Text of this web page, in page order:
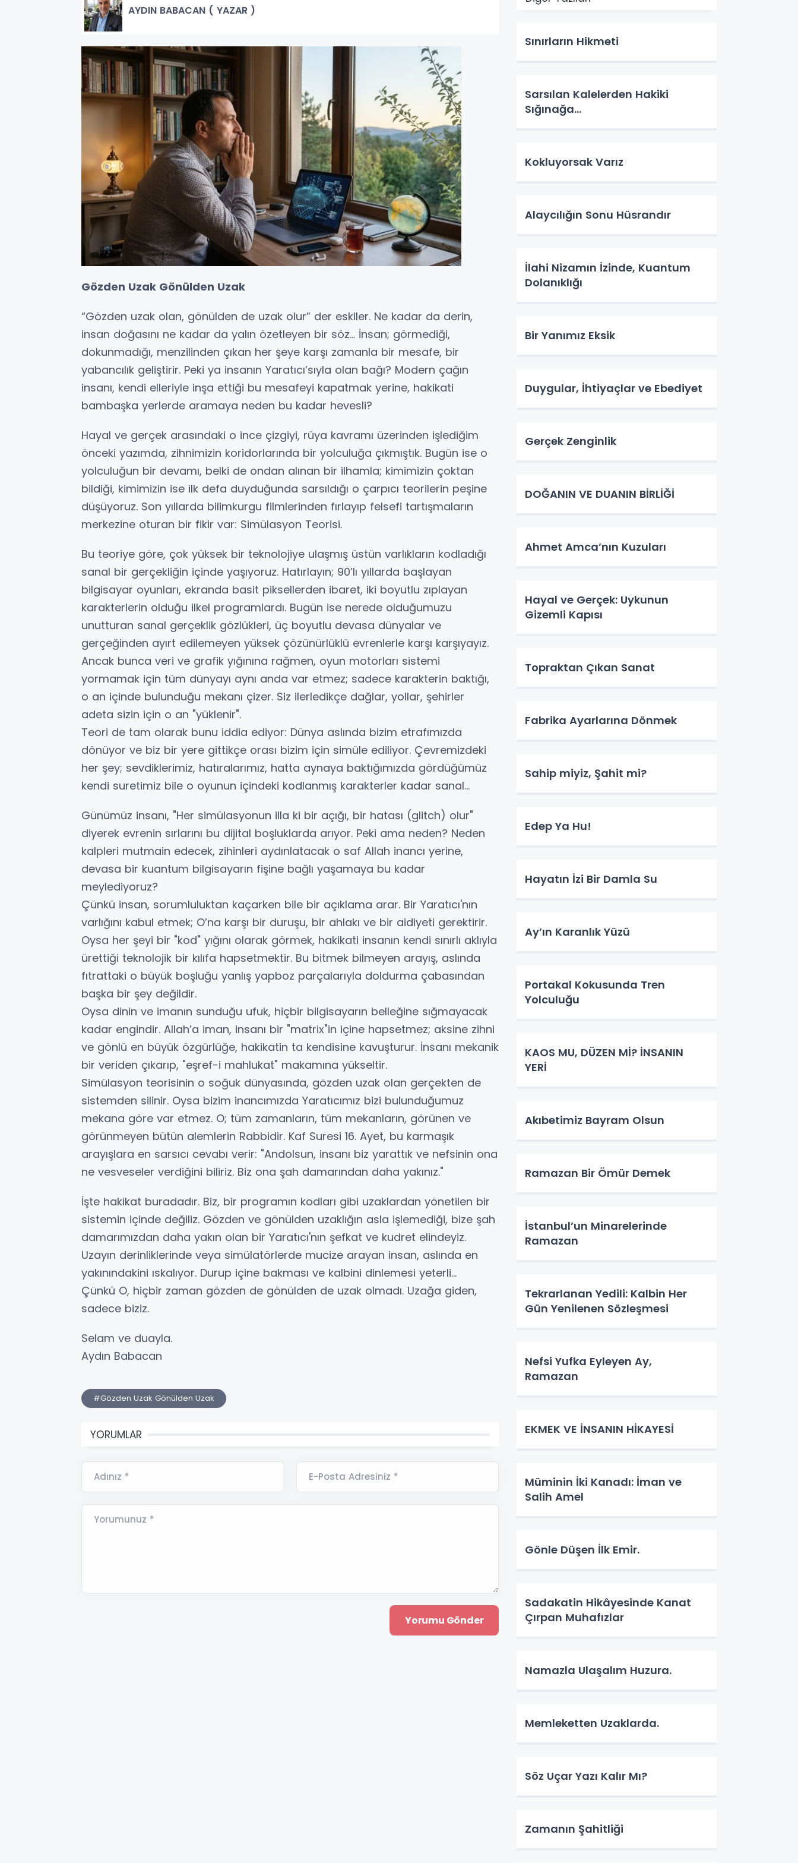
AYDIN BABACAN ( YAZAR )
Gözden Uzak Gönülden Uzak
​“Gözden uzak olan, gönülden de uzak olur” der eskiler. Ne kadar da derin,
insan doğasını ne kadar da yalın özetleyen bir söz... İnsan; görmediği,
dokunmadığı, menzilinden çıkan her şeye karşı zamanla bir mesafe, bir
yabancılık geliştirir. Peki ya insanın Yaratıcı’sıyla olan bağı? Modern çağın
insanı, kendi elleriyle inşa ettiği bu mesafeyi kapatmak yerine, hakikati
bambaşka yerlerde aramaya neden bu kadar hevesli?
​Hayal ve gerçek arasındaki o ince çizgiyi, rüya kavramı üzerinden işlediğim
önceki yazımda, zihnimizin koridorlarında bir yolculuğa çıkmıştık. Bugün ise o
yolculuğun bir devamı, belki de ondan alınan bir ilhamla; kimimizin çoktan
bildiği, kimimizin ise ilk defa duyduğunda sarsıldığı o çarpıcı teorilerin peşine
düşüyoruz. Son yıllarda bilimkurgu filmlerinden fırlayıp felsefi tartışmaların
merkezine oturan bir fikir var: Simülasyon Teorisi.
​Bu teoriye göre, çok yüksek bir teknolojiye ulaşmış üstün varlıkların kodladığı
sanal bir gerçekliğin içinde yaşıyoruz. Hatırlayın; 90’lı yıllarda başlayan
bilgisayar oyunları, ekranda basit piksellerden ibaret, iki boyutlu zıplayan
karakterlerin olduğu ilkel programlardı. Bugün ise nerede olduğumuzu
unutturan sanal gerçeklik gözlükleri, üç boyutlu devasa dünyalar ve
gerçeğinden ayırt edilemeyen yüksek çözünürlüklü evrenlerle karşı karşıyayız.
Ancak bunca veri ve grafik yığınına rağmen, oyun motorları sistemi
yormamak için tüm dünyayı aynı anda var etmez; sadece karakterin baktığı,
o an içinde bulunduğu mekanı çizer. Siz ilerledikçe dağlar, yollar, şehirler
adeta sizin için o an "yüklenir".
​Teori de tam olarak bunu iddia ediyor: Dünya aslında bizim etrafımızda
dönüyor ve biz bir yere gittikçe orası bizim için simüle ediliyor. Çevremizdeki
her şey; sevdiklerimiz, hatıralarımız, hatta aynaya baktığımızda gördüğümüz
kendi suretimiz bile o oyunun içindeki kodlanmış karakterler kadar sanal...
​Günümüz insanı, "Her simülasyonun illa ki bir açığı, bir hatası (glitch) olur"
diyerek evrenin sırlarını bu dijital boşluklarda arıyor. Peki ama neden? Neden
kalpleri mutmain edecek, zihinleri aydınlatacak o saf Allah inancı yerine,
devasa bir kuantum bilgisayarın fişine bağlı yaşamaya bu kadar
meylediyoruz?
​Çünkü insan, sorumluluktan kaçarken bile bir açıklama arar. Bir Yaratıcı'nın
varlığını kabul etmek; O’na karşı bir duruşu, bir ahlakı ve bir aidiyeti gerektirir.
Oysa her şeyi bir "kod" yığını olarak görmek, hakikati insanın kendi sınırlı aklıyla
ürettiği teknolojik bir kılıfa hapsetmektir. Bu bitmek bilmeyen arayış, aslında
fıtrattaki o büyük boşluğu yanlış yapboz parçalarıyla doldurma çabasından
başka bir şey değildir.
​Oysa dinin ve imanın sunduğu ufuk, hiçbir bilgisayarın belleğine sığmayacak
kadar engindir. Allah’a iman, insanı bir "matrix"in içine hapsetmez; aksine zihni
ve gönlü en büyük özgürlüğe, hakikatin ta kendisine kavuşturur. İnsanı mekanik
bir veriden çıkarıp, "eşref-i mahlukat" makamına yükseltir.
​Simülasyon teorisinin o soğuk dünyasında, gözden uzak olan gerçekten de
sistemden silinir. Oysa bizim inancımızda Yaratıcımız bizi bulunduğumuz
mekana göre var etmez. O; tüm zamanların, tüm mekanların, görünen ve
görünmeyen bütün alemlerin Rabbidir. Kaf Suresi 16. Ayet, bu karmaşık
arayışlara en sarsıcı cevabı verir: "Andolsun, insanı biz yarattık ve nefsinin ona
ne vesveseler verdiğini biliriz. Biz ona şah damarından daha yakınız."
​İşte hakikat buradadır. Biz, bir programın kodları gibi uzaklardan yönetilen bir
sistemin içinde değiliz. Gözden ve gönülden uzaklığın asla işlemediği, bize şah
damarımızdan daha yakın olan bir Yaratıcı'nın şefkat ve kudret elindeyiz.
Uzayın derinliklerinde veya simülatörlerde mucize arayan insan, aslında en
yakınındakini ıskalıyor. Durup içine bakması ve kalbini dinlemesi yeterli...
​Çünkü O, hiçbir zaman gözden de gönülden de uzak olmadı. Uzağa giden,
sadece biziz.
​Selam ve duayla.
​Aydın Babacan
#Gözden Uzak Gönülden Uzak
YORUMLAR
Adınız * E-Posta Adresiniz *
Yorumunuz *
Sınırların Hikmeti
Sarsılan Kalelerden Hakiki
Sığınağa...
Kokluyorsak Varız
Alaycılığın Sonu Hüsrandır
İlahi Nizamın İzinde, Kuantum
Dolanıklığı
Bir Yanımız Eksik
Duygular, İhtiyaçlar ve Ebediyet
Gerçek Zenginlik
DOĞANIN VE DUANIN BİRLİĞİ
Ahmet Amca’nın Kuzuları
Hayal ve Gerçek: Uykunun
Gizemli Kapısı
Topraktan Çıkan Sanat
Fabrika Ayarlarına Dönmek
Sahip miyiz, Şahit mi?
Edep Ya Hu!
Hayatın İzi Bir Damla Su
​Ay’ın Karanlık Yüzü
Portakal Kokusunda Tren
Yolculuğu
KAOS MU, DÜZEN Mİ? İNSANIN
YERİ
​Akıbetimiz Bayram Olsun
Ramazan Bir Ömür Demek
İstanbul’un Minarelerinde
Ramazan
Tekrarlanan Yedili: Kalbin Her
Gün Yenilenen Sözleşmesi
Nefsi Yufka Eyleyen Ay,
Ramazan
​EKMEK VE İNSANIN HİKAYESİ
Müminin İki Kanadı: İman ve
Salih Amel
Gönle Düşen İlk Emir.
Sadakatin Hikâyesinde Kanat
Çırpan Muhafızlar
Namazla Ulaşalım Huzura.
Memleketten Uzaklarda.
Söz Uçar Yazı Kalır Mı?
Zamanın Şahitliği